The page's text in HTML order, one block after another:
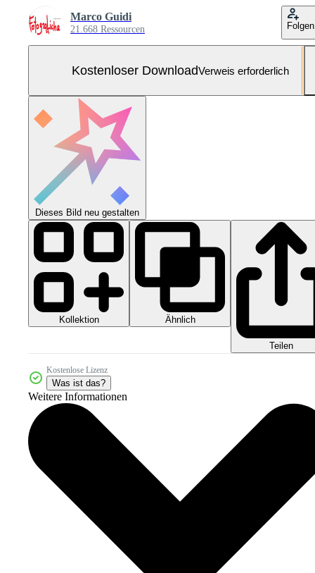
Marco Guidi
21.668 Ressourcen Folgen
Kostenloser DownloadVerweis erforderlich
Dieses Bild neu gestalten
Kollektion Ähnlich
Teilen
Kostenlose Lizenz
Was ist das?
Weitere Informationen